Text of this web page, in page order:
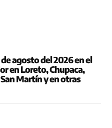
agosto del 2026 en el
en Loreto, Chupaca,
Martín y en otras